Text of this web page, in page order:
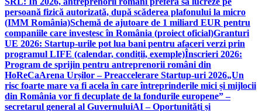
persoană fizică autorizată, după scăderea plafonului la micro
(IMM România)Schemă de ajutoare de 1 miliard EUR pentru
companiile care investesc în România (proiect oficial)Granturi
UE 2026: Startup-urile pot lua bani pentru afaceri verzi prin
programul LIFE (calendar, condiții, exemple)Înscrieri 2026:
Program de sprijin pentru antreprenorii români din
HoReCaArena Urșilor – Preaccelerare Startup-uri 2026„Un
risc foarte mare va fi acela în care întreprinderile mici și mijlocii
din România vor fi decuplate de la fondurile europene” –
secretarul general al GuvernuluiAI – Oportunități și